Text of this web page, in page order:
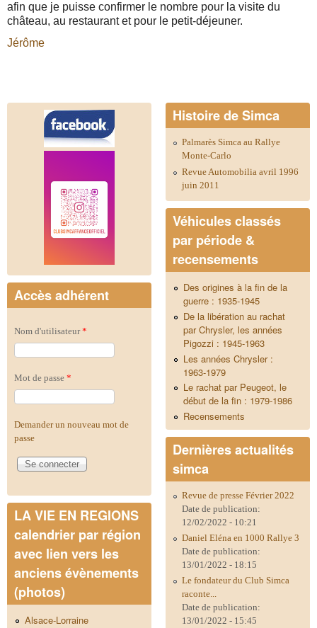
afin que je puisse confirmer le nombre pour la visite du
château, au restaurant et pour le petit-déjeuner.
Jérôme
Accès adhérent
Nom d'utilisateur*
Mot de passe *
Demander un nouveau mot de
passe
LA VIE EN REGIONS
calendrier par région
avec lien vers les
anciens évènements
(photos)
Alsace-Lorraine
Histoire de Simca
Palmarès Simca au Rallye
Monte-Carlo
Revue Automobilia avril 1996
juin 2011
Véhicules classés
par période &
recensements
Des origines à la fin de la
guerre : 1935-1945
De la libération au rachat
par Chrysler, les années
Pigozzi : 1945-1963
Les années Chrysler :
1963-1979
Le rachat par Peugeot, le
début de la fin : 1979-1986
Recensements
Dernières actualités
simca
Revue de presse Février 2022
Date de publication:
12/02/2022 - 10:21
Daniel Eléna en 1000 Rallye 3
Date de publication:
13/01/2022 - 18:15
Le fondateur du Club Simca
raconte...
Date de publication:
13/01/2022 - 15:45